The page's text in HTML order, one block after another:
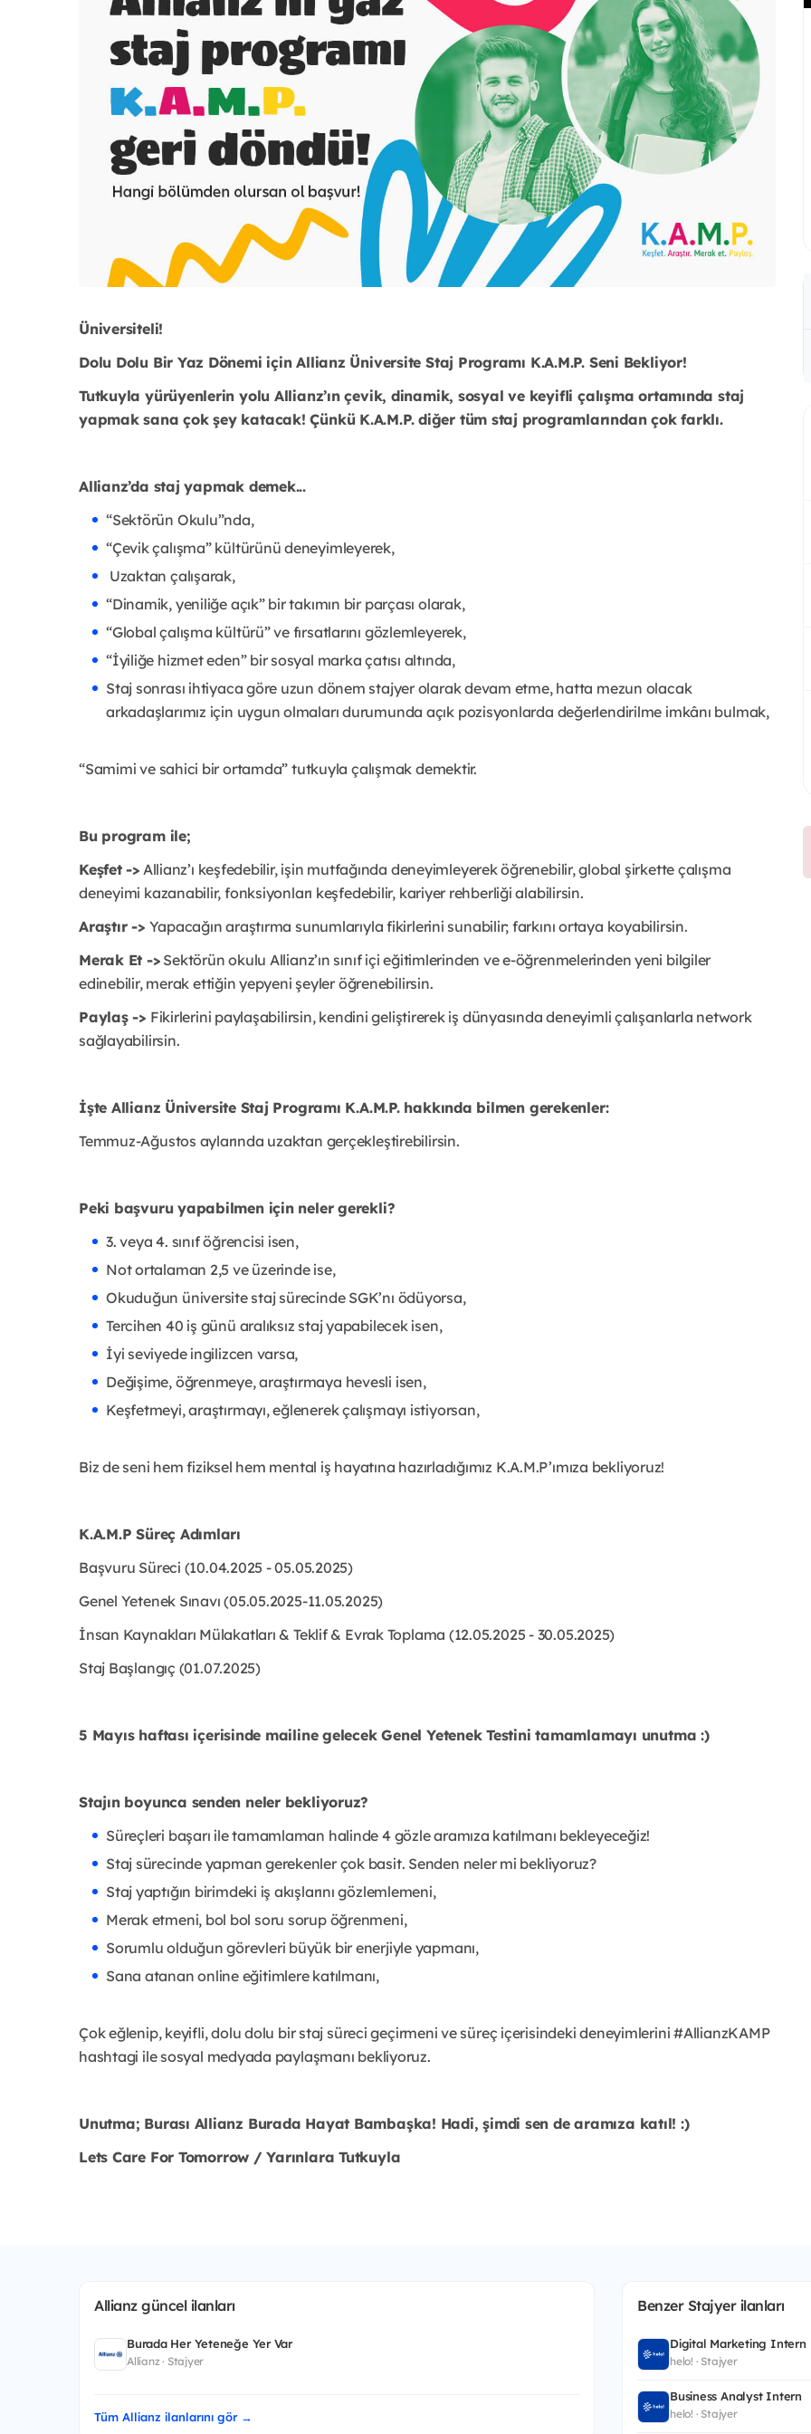
Üniversiteli!
Dolu Dolu Bir Yaz Dönemi için Allianz Üniversite Staj Programı K.A.M.P. Seni Bekliyor!
Tutkuyla yürüyenlerin yolu Allianz’ın çevik, dinamik, sosyal ve keyifli çalışma ortamında staj
yapmak sana çok şey katacak! Çünkü K.A.M.P. diğer tüm staj programlarından çok farklı.
Allianz’da staj yapmak demek...
“Sektörün Okulu”nda,
“Çevik çalışma” kültürünü deneyimleyerek,
Uzaktan çalışarak,
“Dinamik, yeniliğe açık” bir takımın bir parçası olarak,
“Global çalışma kültürü” ve fırsatlarını gözlemleyerek,
“İyiliğe hizmet eden” bir sosyal marka çatısı altında,
Staj sonrası ihtiyaca göre uzun dönem stajyer olarak devam etme, hatta mezun olacak
arkadaşlarımız için uygun olmaları durumunda açık pozisyonlarda değerlendirilme imkânı bulmak,
“Samimi ve sahici bir ortamda” tutkuyla çalışmak demektir.
Bu program ile;
Keşfet ->Allianz’ı keşfedebilir, işin mutfağında deneyimleyerek öğrenebilir, global şirkette çalışma
deneyimi kazanabilir, fonksiyonları keşfedebilir, kariyer rehberliği alabilirsin.
Araştır -> Yapacağın araştırma sunumlarıyla fikirlerini sunabilir; farkını ortaya koyabilirsin.
Merak Et ->Sektörün okulu Allianz’ın sınıf içi eğitimlerinden ve e-öğrenmelerinden yeni bilgiler
edinebilir, merak ettiğin yepyeni şeyler öğrenebilirsin.
Paylaş -> Fikirlerini paylaşabilirsin, kendini geliştirerek iş dünyasında deneyimli çalışanlarla network
sağlayabilirsin.
İşte Allianz Üniversite Staj Programı K.A.M.P. hakkında bilmen gerekenler:
Temmuz-Ağustos aylarında uzaktan gerçekleştirebilirsin.
Peki başvuru yapabilmen için neler gerekli?
3. veya 4. sınıf öğrencisi isen,
Not ortalaman 2,5 ve üzerinde ise,
Okuduğun üniversite staj sürecinde SGK’nı ödüyorsa,
Tercihen 40 iş günü aralıksız staj yapabilecek isen,
İyi seviyede ingilizcen varsa,
Değişime, öğrenmeye, araştırmaya hevesli isen,
Keşfetmeyi, araştırmayı, eğlenerek çalışmayı istiyorsan,
Biz de seni hem fiziksel hem mental iş hayatına hazırladığımız K.A.M.P’ımıza bekliyoruz!
K.A.M.P Süreç Adımları
Başvuru Süreci (10.04.2025 - 05.05.2025)
Genel Yetenek Sınavı (05.05.2025-11.05.2025)
İnsan Kaynakları Mülakatları & Teklif & Evrak Toplama (12.05.2025 - 30.05.2025)
Staj Başlangıç (01.07.2025)
5 Mayıs haftası içerisinde mailine gelecek Genel Yetenek Testini tamamlamayı unutma :)
Stajın boyunca senden neler bekliyoruz?
Süreçleri başarı ile tamamlaman halinde 4 gözle aramıza katılmanı bekleyeceğiz!
Staj sürecinde yapman gerekenler çok basit. Senden neler mi bekliyoruz?
Staj yaptığın birimdeki iş akışlarını gözlemlemeni,
Merak etmeni, bol bol soru sorup öğrenmeni,
Sorumlu olduğun görevleri büyük bir enerjiyle yapmanı,
Sana atanan online eğitimlere katılmanı,
Çok eğlenip, keyifli, dolu dolu bir staj süreci geçirmeni ve süreç içerisindeki deneyimlerini #AllianzKAMP
hashtagi ile sosyal medyada paylaşmanı bekliyoruz.
Unutma; Burası Allianz Burada Hayat Bambaşka! Hadi, şimdi sen de aramıza katıl! :)
Lets Care For Tomorrow / Yarınlara Tutkuyla
Allianz güncel ilanları
Burada Her Yeteneğe Yer Var
Allianz · Stajyer
Tüm Allianz ilanlarını gör →
Benzer Stajyer ilanları
Digital Marketing Intern
helo! · Stajyer
Business Analyst Intern
helo! · Stajyer